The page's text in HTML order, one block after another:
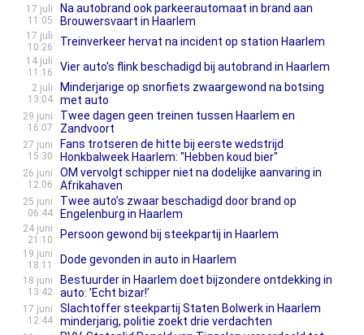
17 juli
11:05
Na autobrand ook parkeerautomaat in brand aan
Brouwersvaart in Haarlem
17 juli
10:26
Treinverkeer hervat na incident op station Haarlem
14 juli
11:16
Vier auto's flink beschadigd bij autobrand in Haarlem
2 juli
13:04
Minderjarige op snorfiets zwaargewond na botsing
met auto
29 juni
16:07
Twee dagen geen treinen tussen Haarlem en
Zandvoort
27 juni
15:30
Fans trotseren de hitte bij eerste wedstrijd
Honkbalweek Haarlem: "Hebben koud bier"
26 juni
12:06
OM vervolgt schipper niet na dodelijke aanvaring in
Afrikahaven
25 juni
06:44
Twee auto’s zwaar beschadigd door brand op
Engelenburg in Haarlem
24 juni
21:10
Persoon gewond bij steekpartij in Haarlem
19 juni
18:11
Dode gevonden in auto in Haarlem
18 juni
13:42
Bestuurder in Haarlem doet bijzondere ontdekking in
auto: ’Echt bizar!’
17 juni
12:44
Slachtoffer steekpartij Staten Bolwerk in Haarlem
minderjarig, politie zoekt drie verdachten